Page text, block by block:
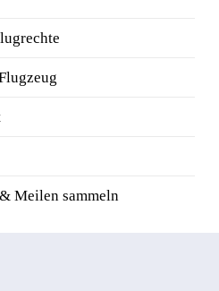
Meilen sammeln